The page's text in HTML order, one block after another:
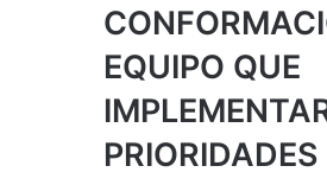
EQUIPO QUE